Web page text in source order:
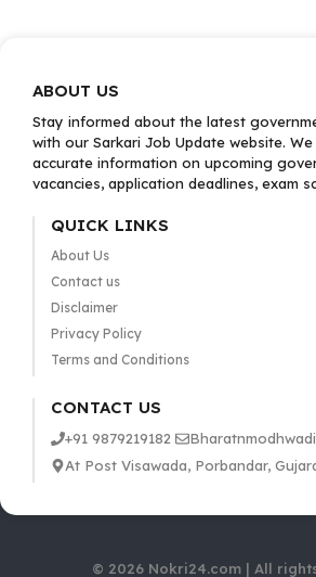
ABOUT US
Stay informed about the latest
with our Sarkari Job Update website.
accurate information on upcoming
vacancies, application deadlines, exam
QUICK LINKS
About Us
Contact us
Disclaimer
Privacy Policy
Terms and Conditions
CONTACT US
+91 9879219182
At Post Visawada, Porbandar,
© 2026 Nokri24.com | All